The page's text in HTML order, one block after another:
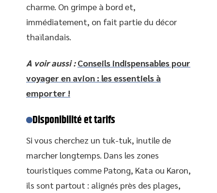
charme. On grimpe à bord et,
immédiatement, on fait partie du décor
thaïlandais.
A voir aussi : Conseils indispensables pour
voyager en avion : les essentiels à
emporter !
Disponibilité et tarifs
Si vous cherchez un tuk-tuk, inutile de
marcher longtemps. Dans les zones
touristiques comme Patong, Kata ou Karon,
ils sont partout : alignés près des plages,